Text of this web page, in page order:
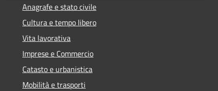
Anagrafe e stato civile
Cultura e tempo libero
Vita lavorativa
Imprese e Commercio
Catasto e urbanistica
Mobilità e trasporti